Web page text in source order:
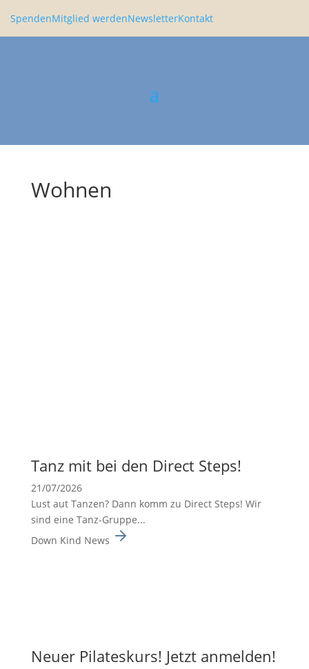
SpendenMitglied werdenNewsletterKontakt
Wohnen
Tanz mit bei den Direct Steps!
21/07/2026
Lust aut Tanzen? Dann komm zu Direct Steps! Wir
sind eine Tanz-Gruppe...
Down Kind News
Neuer Pilates­kurs! Jetzt anmelden!